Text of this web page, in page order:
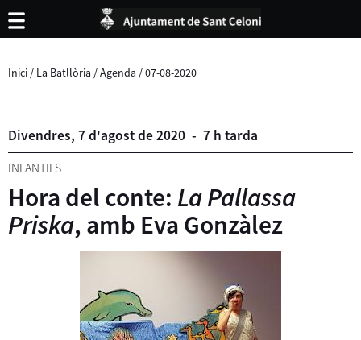
Inici / La Batllòria /Agenda /07-08-2020
Divendres, 7d'agostde2020 - 7 h tarda
INFANTILS
Hora del conte: La Pallassa
Priska, amb Eva Gonzàlez